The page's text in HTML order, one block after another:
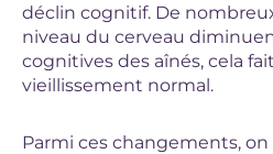
déclin cognitif. De
niveau du cerveau
cognitives des aînés, cela
vieillissement normal.
Parmi ces changements, on